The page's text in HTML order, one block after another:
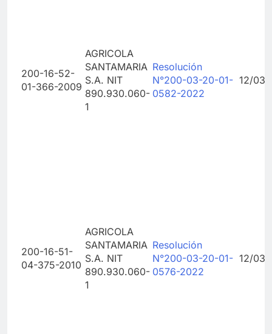
200-16-52-
01-366-2009
AGRICOLA
SANTAMARIA
S.A. NIT
890.930.060-
1
Resolución
N°200-03-20-01-
0582-2022
12/03/
200-16-51-
04-375-2010
AGRICOLA
SANTAMARIA
S.A. NIT
890.930.060-
1
Resolución
N°200-03-20-01-
0576-2022
12/03/